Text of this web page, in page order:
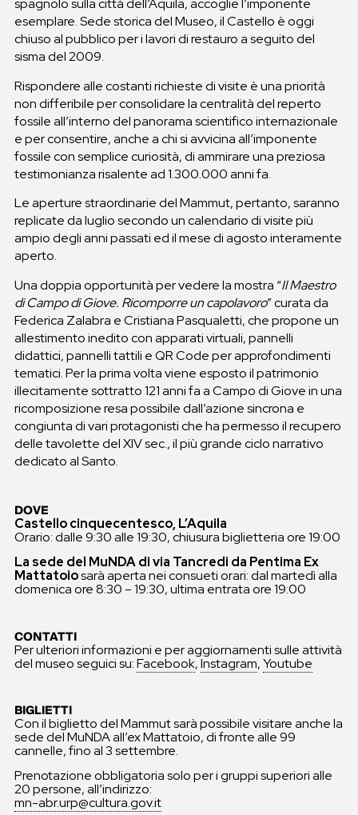
spagnolo sulla città dell’Aquila, accoglie l’imponente
esemplare. Sede storica del Museo, il Castello è oggi
chiuso al pubblico per i lavori di restauro a seguito del
sisma del 2009.
Rispondere alle costanti richieste di visite è una priorità
non differibile per consolidare la centralità del reperto
fossile all’interno del panorama scientifico internazionale
e per consentire, anche a chi si avvicina all’imponente
fossile con semplice curiosità, di ammirare una preziosa
testimonianzarisalente ad 1.300.000 anni fa.
Le aperture straordinarie del Mammut, pertanto, saranno
replicate da luglio secondo un calendario di visite più
ampio degli anni passati ed il mese di agosto interamente
aperto.
Una doppia opportunità per vedere la mostra “Il Maestro
di Campo di Giove. Ricomporre un capolavoro” curata da
Federica Zalabra e Cristiana Pasqualetti, che propone un
allestimento inedito con apparati virtuali, pannelli
didattici, pannelli tattili e QR Code per approfondimenti
tematici. Per la prima volta viene esposto il patrimonio
illecitamente sottratto 121 anni fa a Campo di Giove in una
ricomposizione resa possibile dall’azione sincrona e
congiunta di vari protagonisti che ha permesso il recupero
delle tavolette del XIV sec., il più grande ciclo narrativo
dedicato al Santo.
DOVE
Castello cinquecentesco, L’Aquila
Orario: dalle 9:30 alle 19:30, chiusura biglietteria ore 19:00
La sede del MuNDA di via Tancredi da Pentima Ex
Mattatoiosarà aperta nei consueti orari: dal martedì alla
domenica ore 8:30 – 19:30, ultima entrata ore 19:00
CONTATTI
Per ulteriori informazioni e per aggiornamenti sulle attività
del museo seguici su:Facebook,Instagram,Youtube
BIGLIETTI
Con il biglietto del Mammut sarà possibile visitare anche la
sede del MuNDA all’ex Mattatoio, di fronte alle 99
cannelle, fino al 3 settembre.
Prenotazione obbligatoria solo per i gruppi superiori alle
20 persone, all’indirizzo:
mn-abr.urp@cultura.gov.it